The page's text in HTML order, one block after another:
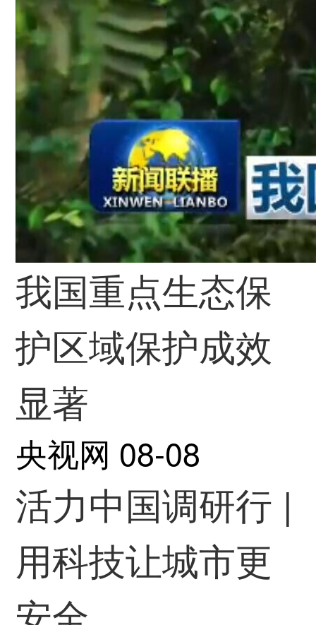
我国重点生态保
护区域保护成效
显著
央视网 08-08
活力中国调研行 |
用科技让城市更